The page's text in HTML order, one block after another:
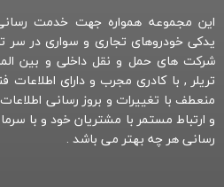
این مجموعه همواره جهت خدمت
یدکی خودروهای تجاری و سواری در سر
شرکت های حمل و نقل داخلی و بین
تریلر , با کادری مجرب و دارای اطلاعات
منعطف با تغییرات و بروز رسانی اطلاعات
و ارتباط مستمر با مشتریان خود و با
رسانی هر چه بهتر می باشد .